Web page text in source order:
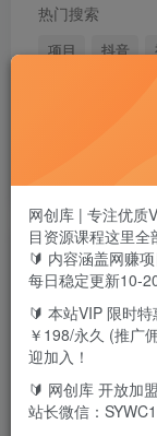
热门搜索
项目 抖音
文章 用户
搜索[剪辑 ]，共
网创库 | 专注优质
目资源课程这里全
🔰 内容涵盖网赚
每日稳定更新10-
🔰 本站VIP 限时
￥198/永久 (推广
迎加入！
🔰 网创库 开放加
站长微信：